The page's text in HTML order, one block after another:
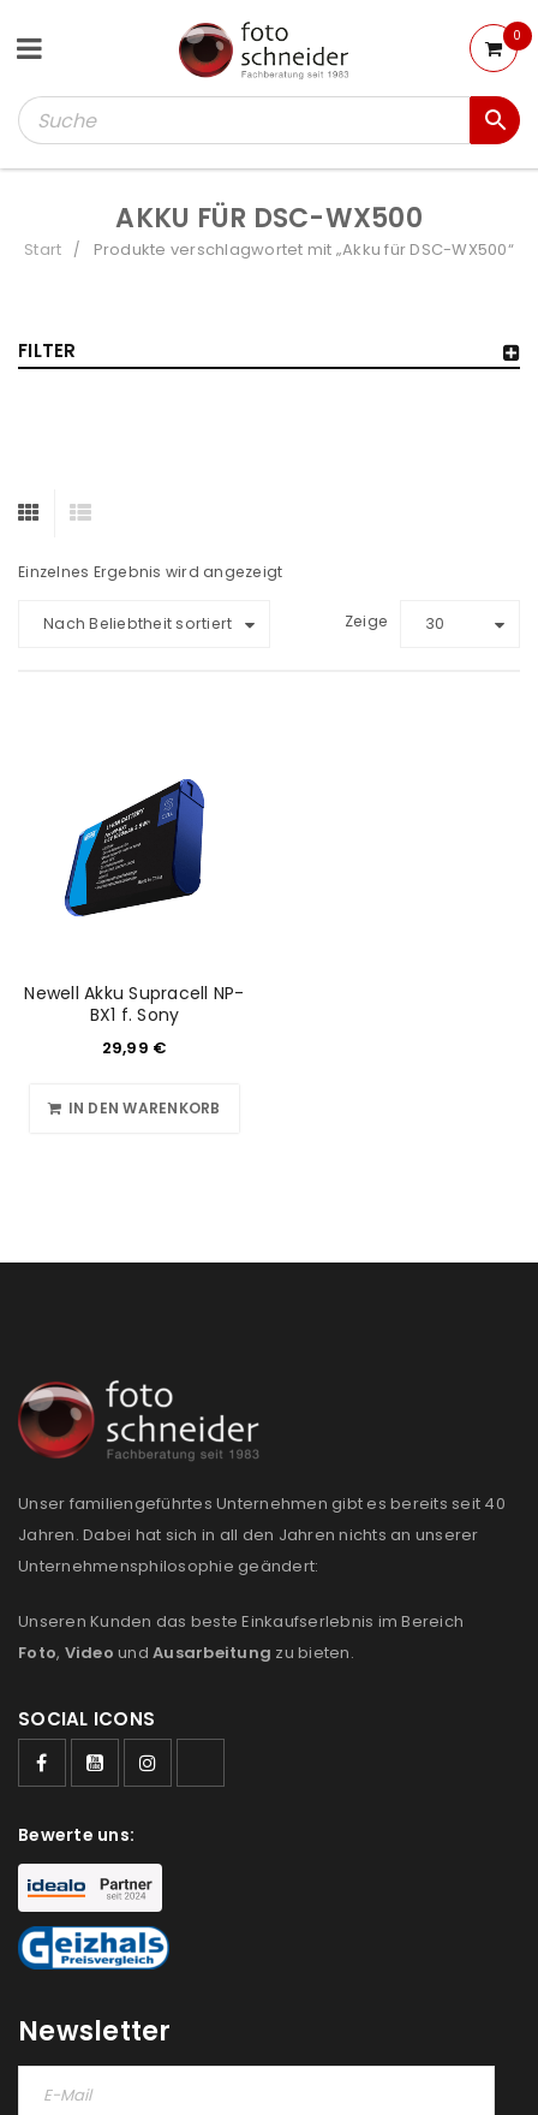
0
AKKU FÜR DSC-WX500
Start / Produkte verschlagwortet mit „Akku für DSC-WX500“
FILTER
Einzelnes Ergebnis wird angezeigt
Nach Beliebtheit sortiert Zeige 30
Newell Akku Supracell NP-
BX1 f. Sony
29,99 €
IN DEN WARENKORB
Unser familiengeführtes Unternehmen gibt es bereits seit 40
Jahren. Dabei hat sich in all den Jahren nichts an unserer
Unternehmensphilosophie geändert:
Unseren Kunden das beste Einkaufserlebnis im Bereich
Foto, Video und Ausarbeitung zu bieten.
SOCIAL ICONS
Bewerte uns:
Newsletter